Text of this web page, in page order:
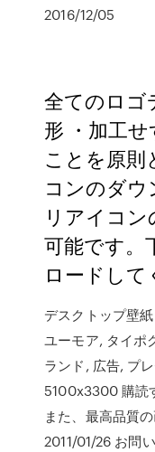
2016/12/05
全てのロゴ
形 ・加工
ことを原則
コンのダ
リアイコ
可能です。
ロードして
デスクトップ壁
ユーモア, タイポ
ランド, 広告, プ
5100x3300 購読
また、最高品質
2011/01/26 お問